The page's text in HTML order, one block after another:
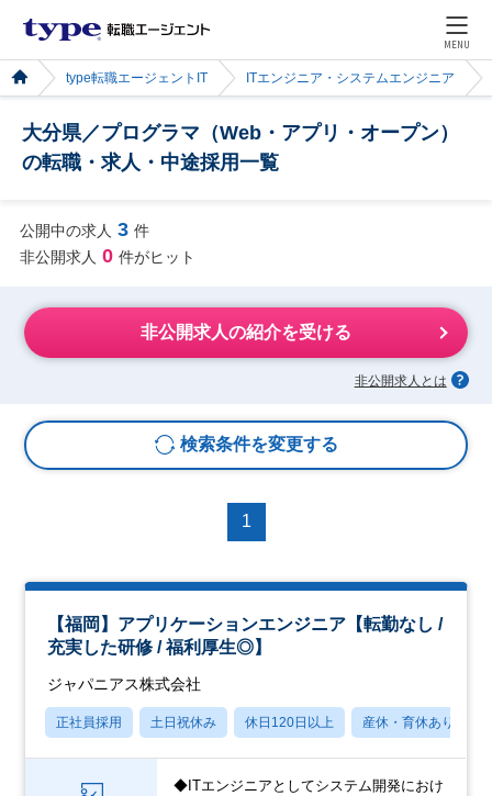
MENU
type転職エージェントIT ITエンジニア・システムエンジニア
大分県／プログラマ（Web・アプリ・オープン）
の転職・求人・中途採用一覧
公開中の求人 3 件
非公開求人 0 件がヒット
非公開求人の紹介を受ける
非公開求人とは
検索条件を変更する
1
【福岡】アプリケーションエンジニア【転勤なし /
充実した研修 / 福利厚生◎】
ジャパニアス株式会社
正社員採用 土日祝休み 休日120日以上 産休・育休あり
◆ITエンジニアとしてシステム開発におけ